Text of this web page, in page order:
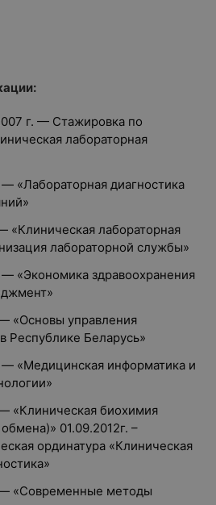
г. — Стажировка по
лабораторная
«Лабораторная диагностика
«Клиническая лабораторная
лабораторной службы»
«Экономика здравоохранения
«Основы управления
Республике Беларусь»
— «Медицинская информатика и
«Клиническая биохимия
01.09.2012г. –
ординатура «Клиническая
— «Современные методы